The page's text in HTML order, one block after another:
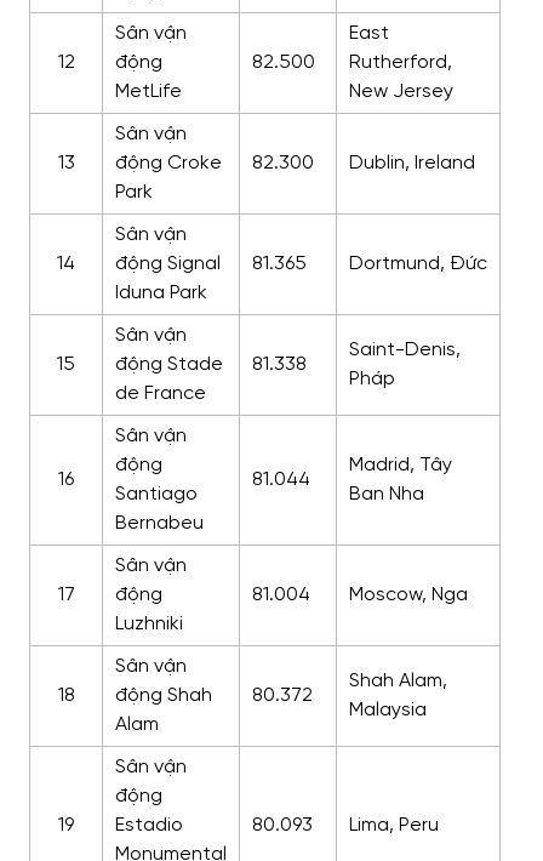
12
Sân vận
động
MetLife
82.500
East
Rutherford,
New Jersey
13
Sân vận
động Croke
Park
82.300 Dublin, Ireland
14
Sân vận
động Signal
Iduna Park
81.365 Dortmund, Đức
15
Sân vận
động Stade
de France
81.338
Saint-Denis,
Pháp
16
Sân vận
động
Santiago
Bernabeu
81.044
Madrid, Tây
Ban Nha
17
Sân vận
động
Luzhniki
81.004 Moscow, Nga
18
Sân vận
động Shah
Alam
80.372
Shah Alam,
Malaysia
19
Sân vận
động
Estadio
Monumental
80.093 Lima, Peru